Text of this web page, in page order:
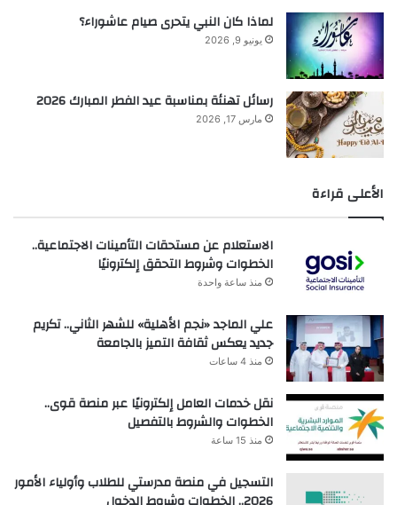
لماذا كان النبي يتحرى صيام عاشوراء؟
يونيو 9, 2026
رسائل تهنئة بمناسبة عيد الفطر المبارك 2026
مارس 17, 2026
الأعلى قراءة
الاستعلام عن مستحقات التأمينات الاجتماعية..
الخطوات وشروط التحقق إلكترونيًا
منذ ساعة واحدة
علي الماجد «نجم الأهلية» للشهر الثاني.. تكريم
جديد يعكس ثقافة التميز بالجامعة
منذ 4 ساعات
نقل خدمات العامل إلكترونيًا عبر منصة قوى..
الخطوات والشروط بالتفصيل
منذ 15 ساعة
التسجيل في منصة مدرستي للطلاب وأولياء الأمور